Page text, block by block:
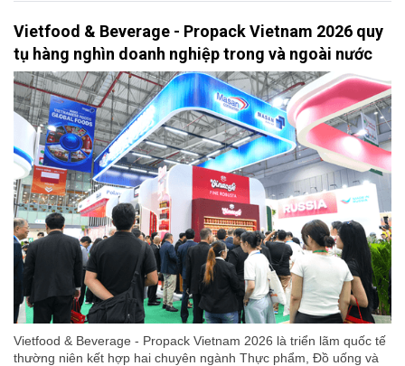
Vietfood & Beverage - Propack Vietnam 2026 quy
tụ hàng nghìn doanh nghiệp trong và ngoài nước
Vietfood & Beverage - Propack Vietnam 2026 là triển lãm quốc tế
thường niên kết hợp hai chuyên ngành Thực phẩm, Đồ uống và